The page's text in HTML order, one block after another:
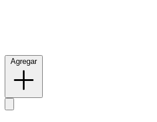
Agregar